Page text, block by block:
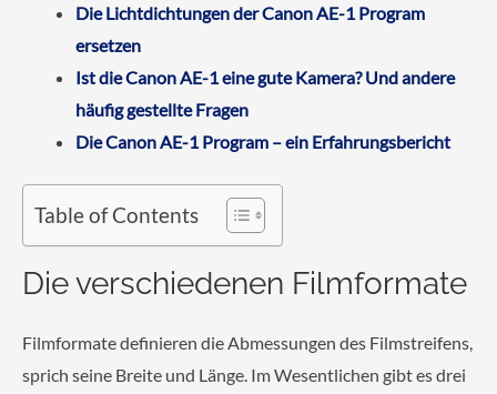
Die Lichtdichtungen der Canon AE-1 Program
ersetzen
Ist die Canon AE-1 eine gute Kamera? Und andere
häufig gestellte Fragen
Die Canon AE-1 Program – ein Erfahrungsbericht
Table of Contents
Die verschiedenen Filmformate
Filmformate definieren die Abmessungen des Filmstreifens,
sprich seine Breite und Länge. Im Wesentlichen gibt es drei